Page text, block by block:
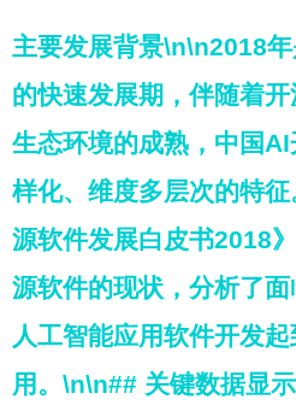
主要发展背景\n\n2018
的快速发展期，伴随着
生态环境的成熟，中国
样化、维度多层次的特
源软件发展白皮书2018
源软件的现状，分析了
人工智能应用软件开发
用。\n\n## 关键数据显